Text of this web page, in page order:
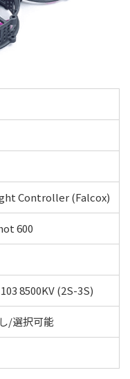
Controller (Falcox)
600
8500KV (2S-3S)
/選択可能